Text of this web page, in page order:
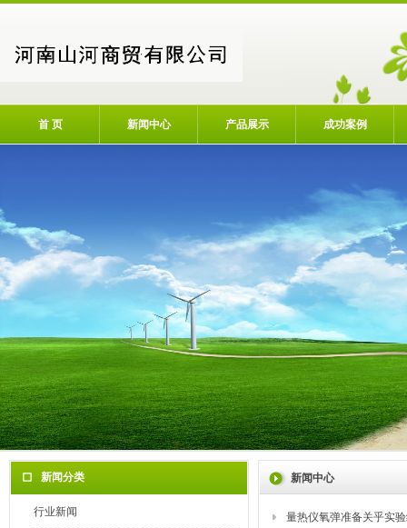
首 页 新闻中心 产品展示 成功案例
新闻分类
行业新闻
新闻中心
量热仪氧弹准备关乎实